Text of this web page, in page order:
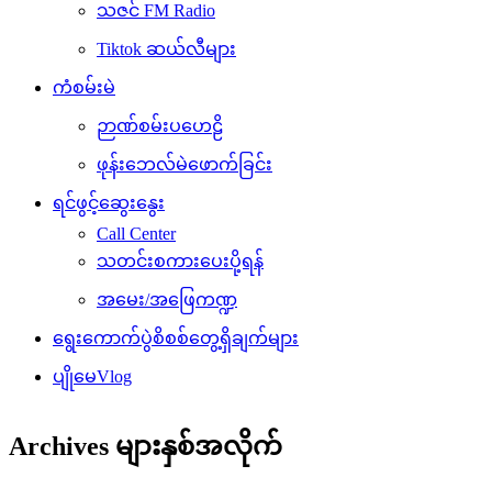
သဇင် FM Radio
Tiktok ဆယ်လီများ
ကံစမ်းမဲ
ဉာဏ်စမ်းပဟေဠိ
ဖုန်းဘေလ်မဲဖောက်ခြင်း
ရင်ဖွင့်ဆွေးနွေး
Call Center
သတင်းစကားပေးပို့ရန်
အမေး/အဖြေကဏ္ဍ
ရွေးကောက်ပွဲစိစစ်တွေ့ရှိချက်များ
ပျိုမေVlog
Archives များနှစ်အလိုက်